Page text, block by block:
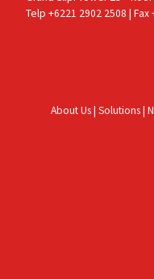
Telp +6221 2902 2508 | Fax
About Us| Solutions|